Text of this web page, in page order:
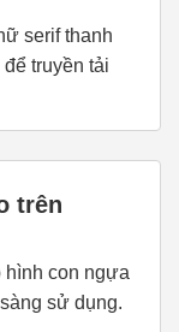
serif thanh
truyền tải
trên
hình con ngựa
sử dụng.